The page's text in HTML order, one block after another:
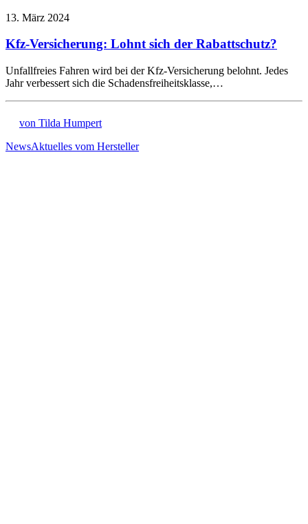
13. März 2024
Kfz-Versicherung: Lohnt sich der Rabattschutz?
Unfallfreies Fahren wird bei der Kfz-Versicherung belohnt. Jedes
Jahr verbessert sich die Schadensfreiheitsklasse,…
von Tilda Humpert
NewsAktuelles vom Hersteller